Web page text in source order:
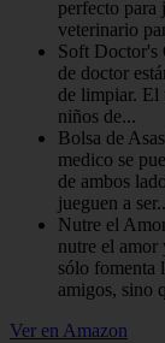
perfecto para
veterinario
Soft Doctor's
de doctor
de limpiar. El
niños de...
Bolsa de
medico se
de ambos
jueguen a
Nutre el
nutre el
sólo fomenta
amigos, sino
Ver en Amazon